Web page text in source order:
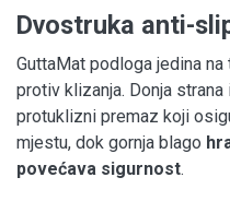
Dvostruka anti-
GuttaMat podloga jedina
protiv klizanja. Donja
protuklizni premaz koji
mjestu, dok gornja blago
povećava sigurnost.